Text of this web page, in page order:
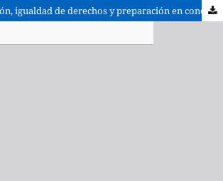
Descentralización, igualdad de derechos y preparación en conocimientos básicos